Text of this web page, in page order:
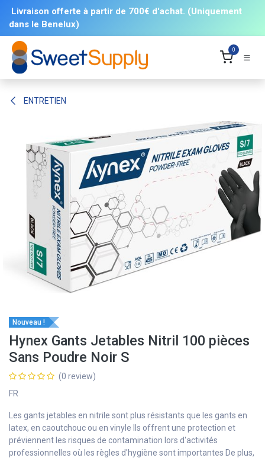
Livraison offerte à partir de 700€ d'achat. (Uniquement
dans le Benelux)
0
ENTRETIEN
Nouveau !
Hynex Gants Jetables Nitril 100 pièces
Sans Poudre Noir S
(0 review)
FR
Les gants jetables en nitrile sont plus résistants que les gants en
latex, en caoutchouc ou en vinyle Ils offrent une protection et
préviennent les risques de contamination lors d'activités
professionnelles où les règles d'hygiène sont importantes De plus,